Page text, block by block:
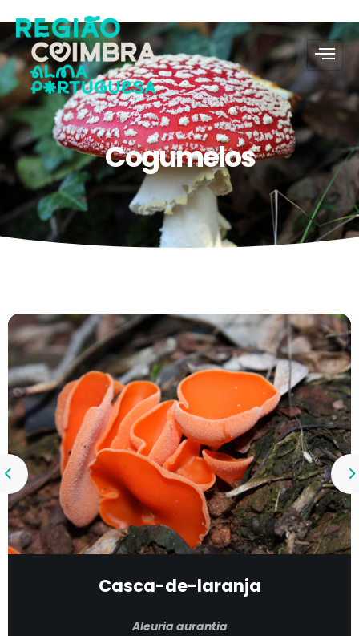
Cogumelos
Casca-de-laranja
Aleuria aurantia